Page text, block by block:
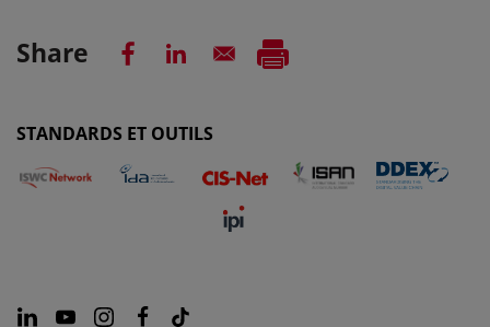
Share
STANDARDS ET OUTILS